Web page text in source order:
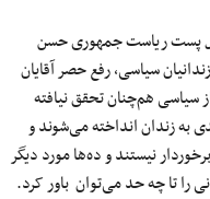
بیش از ۶۴۰ روز از قبول پست ریاست جمهوری حسن
سیاسی، رفع حصر آقایان
سیاسی هم‌چنان تحقق نیافته
زندان انداخته می‌شوند و
نیستند و ده‌ها مورد دیگر
را تا چه حد می‌توان باور کرد.